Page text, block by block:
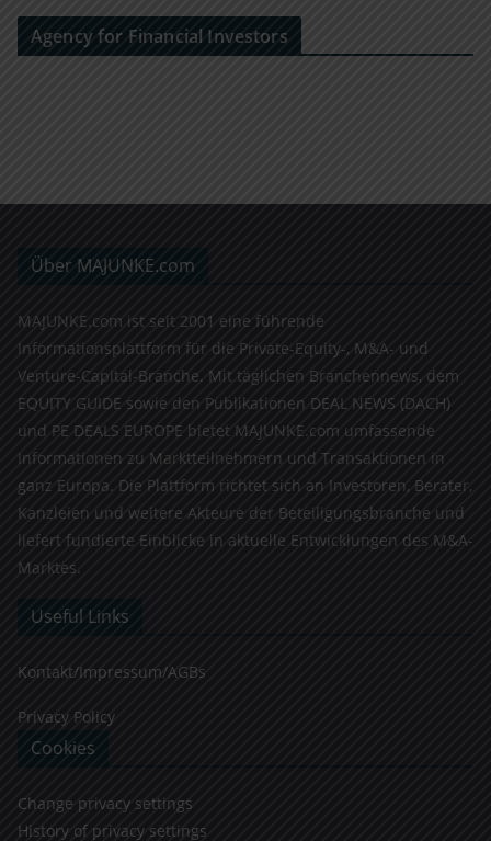
Agency for Financial Investors
Über MAJUNKE.com
MAJUNKE.com ist seit 2001 eine führende
Informationsplattform für die Private-Equity-, M&A- und
Venture-Capital-Branche. Mit täglichen Branchennews, dem
EQUITY GUIDE sowie den Publikationen DEAL NEWS (DACH)
und PE DEALS EUROPE bietet MAJUNKE.com umfassende
Informationen zu Marktteilnehmern und Transaktionen in
ganz Europa. Die Plattform richtet sich an Investoren, Berater,
Kanzleien und weitere Akteure der Beteiligungsbranche und
liefert fundierte Einblicke in aktuelle Entwicklungen des M&A-
Marktes.
Useful Links
Kontakt/Impressum/AGBs
Privacy Policy
Cookies
Change privacy settings
History of privacy settings